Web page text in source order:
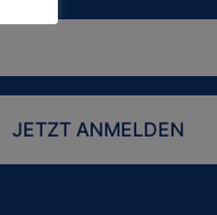
JETZT ANMELDEN